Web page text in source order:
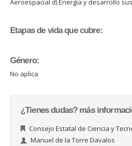
Etapas de vida que cubre:
Género:
No aplica
¿Tienes dudas? más
Consejo Estatal de Ciencia y
Manuel de la Torre Davalos